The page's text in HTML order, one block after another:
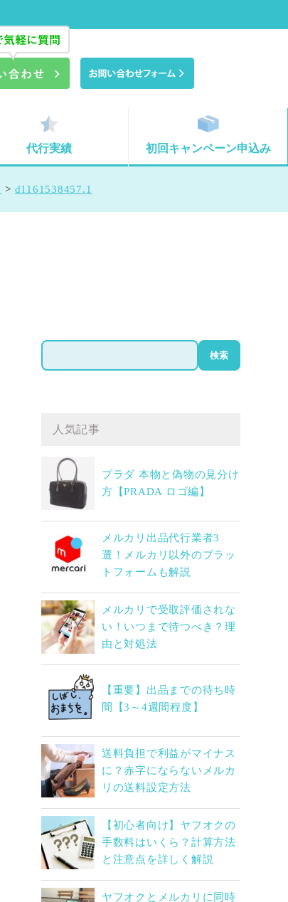
代行実績 初回キャンペーン申込み
> d1161538457.1
検
索
検索
人気記事
プラダ 本物と偽物の見分け
方【PRADA ロゴ編】
メルカリ出品代行業者3
選！メルカリ以外のプラッ
トフォームも解説
メルカリで受取評価されな
い！いつまで待つべき？理
由と対処法
【重要】出品までの待ち時
間【3～4週間程度】
送料負担で利益がマイナス
に？赤字にならないメルカ
リの送料設定方法
【初心者向け】ヤフオクの
手数料はいくら？計算方法
と注意点を詳しく解説
ヤフオクとメルカリに同時